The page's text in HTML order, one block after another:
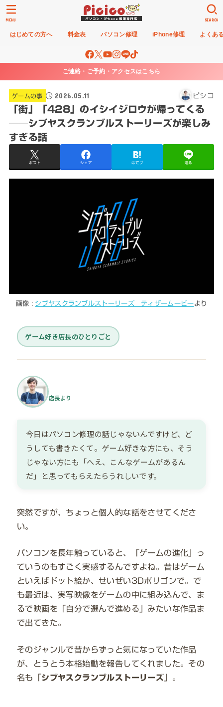
はじめての方へ 料金表 パソコン修理 iPhone修理 よくあ
SEARCH
MENU
ご連絡・ご予約・アクセスはこちら
ゲームの事 2026.05.11 ピシコ
「街」「428」のイシイジロウが帰ってくる
──シブヤスクランブルストーリーズが楽しみ
すぎる話
ポスト シェア はてブ 送る
画像 : シブヤスクランブルストーリーズ ティザームービーより
ゲーム好き店長のひとりごと
店長より
今日はパソコン修理の話じゃないんですけど、ど
うしても書きたくて。ゲーム好きな方にも、そう
じゃない方にも「へえ、こんなゲームがあるん
だ」と思ってもらえたらうれしいです。
突然ですが、ちょっと個人的な話をさせてくださ
い。
パソコンを長年触っていると、「ゲームの進化」っ
ていうのもすごく実感するんですよね。昔はゲーム
といえばドット絵か、せいぜい3Dポリゴンで。で
も最近は、実写映像をゲームの中に組み込んで、ま
るで映画を「自分で選んで進める」みたいな作品ま
で出てきた。
そのジャンルで昔からずっと気になっていた作品
が、とうとう本格始動を報告してくれました。その
名も「 シブヤスクランブルストーリーズ 」。